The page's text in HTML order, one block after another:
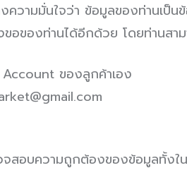
ความมั่นใจว่า ข้อมูลของท่านเ
อของท่านได้อีกด้วย โดยท่านส
ของลูกค้าเอง
สอบความถูกต้องของข้อมูลทั้ง